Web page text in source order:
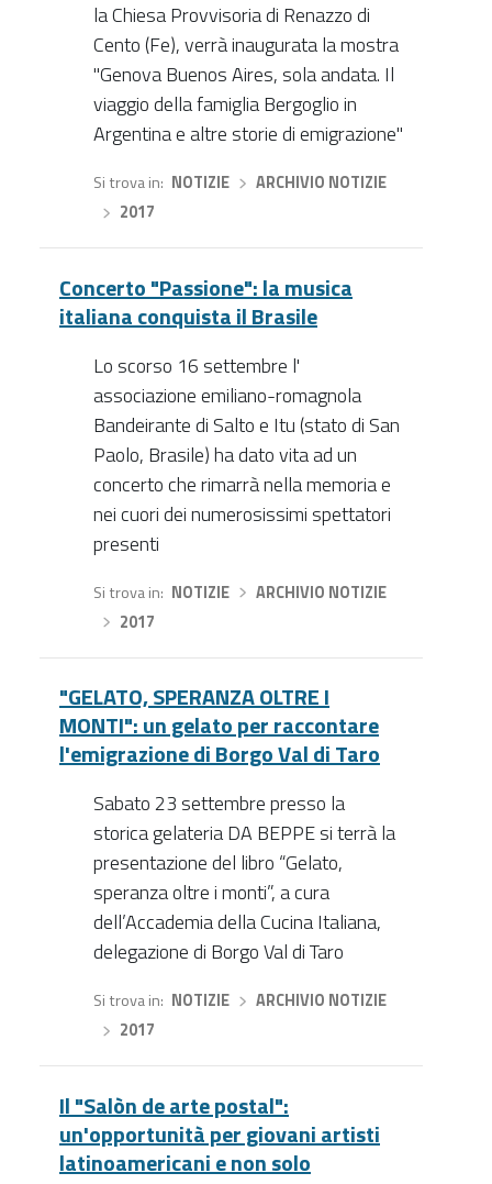
la Chiesa Provvisoria di Renazzo di
Cento (Fe), verrà inaugurata la mostra
"Genova Buenos Aires, sola andata. Il
viaggio della famiglia Bergoglio in
Argentina e altre storie di emigrazione"
Si trova in NOTIZIE›
ARCHIVIO NOTIZIE
2017
Concerto "Passione": la musica
italiana conquista il Brasile
Lo scorso 16 settembre l'
associazione emiliano-romagnola
Bandeirante di Salto e Itu (stato di San
Paolo, Brasile) ha dato vita ad un
concerto che rimarrà nella memoria e
nei cuori dei numerosissimi spettatori
presenti
Si trova in NOTIZIE›
ARCHIVIO NOTIZIE
2017
"GELATO, SPERANZA OLTRE I
MONTI": un gelato per raccontare
l'emigrazione di Borgo Val di Taro
Sabato 23 settembre presso la
storica gelateria DA BEPPE si terrà la
presentazione del libro “Gelato,
speranza oltre i monti”, a cura
dell’Accademia della Cucina Italiana,
delegazione di Borgo Val di Taro
Si trova in NOTIZIE›
ARCHIVIO NOTIZIE
2017
Il "Salòn de arte postal":
un'opportunità per giovani artisti
latinoamericani e non solo